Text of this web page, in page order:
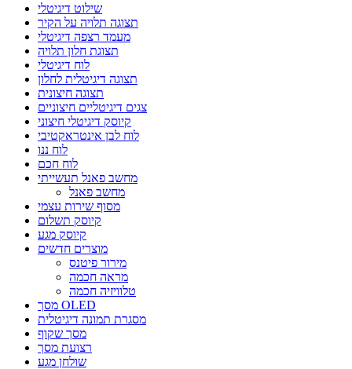
שילוט דיגיטלי
תצוגה תלויה על הקיר
מעמד רצפה דיגיטלי
תצוגת חלון תלויה
לוח דיגיטלי
תצוגה דיגיטלית לחלון
תצוגה חיצונית
צגים דיגיטליים חיצוניים
קיוסק דיגיטלי חיצוני
לוח לבן אינטראקטיבי
לוח ננו
לוח חכם
מחשב פאנל תעשייתי
מחשב פאנל
מסוף שירות עצמי
קיוסק תשלום
קיוסק מגע
מוצרים חדשים
מירור פיטנס
מראה חכמה
טלוויזיה חכמה
מסך OLED
מסגרת תמונה דיגיטלית
מסך שקוף
רצועת מסך
שולחן מגע